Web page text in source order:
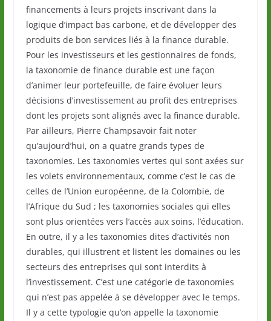
financements à leurs projets inscrivant dans la
logique d’impact bas carbone, et de développer des
produits de bon services liés à la finance durable.
Pour les investisseurs et les gestionnaires de fonds,
la taxonomie de finance durable est une façon
d’animer leur portefeuille, de faire évoluer leurs
décisions d’investissement au profit des entreprises
dont les projets sont alignés avec la finance durable.
Par ailleurs, Pierre Champsavoir fait noter
qu’aujourd’hui, on a quatre grands types de
taxonomies. Les taxonomies vertes qui sont axées sur
les volets environnementaux, comme c’est le cas de
celles de l’Union européenne, de la Colombie, de
l’Afrique du Sud ; les taxonomies sociales qui elles
sont plus orientées vers l’accès aux soins, l’éducation.
En outre, il y a les taxonomies dites d’activités non
durables, qui illustrent et listent les domaines ou les
secteurs des entreprises qui sont interdits à
l’investissement. C’est une catégorie de taxonomies
qui n’est pas appelée à se développer avec le temps.
Il y a cette typologie qu’on appelle la taxonomie